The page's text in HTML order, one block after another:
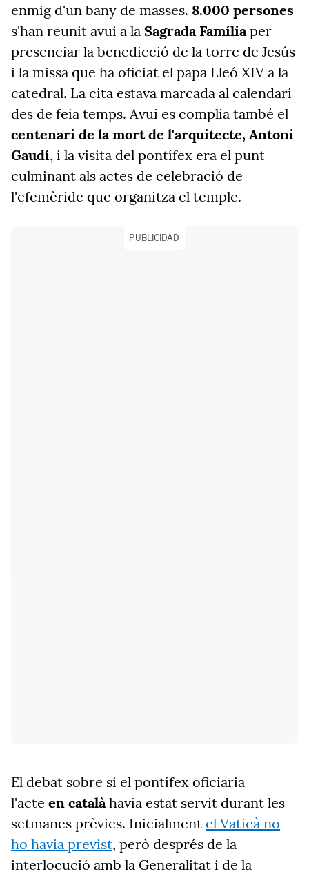
enmig d'un bany de masses. 8.000 persones
s'han reunit avui a la Sagrada Famíliaper
presenciar la benedicció de la torre de Jesús
i la missa que ha oficiat el papa Lleó XIV a la
catedral. La cita estava marcada al calendari
des de feia temps. Avui es complia també el
centenari de la mort de l'arquitecte, Antoni
Gaudí, i la visita del pontífex era el punt
culminant als actes de celebració de
l'efemèride que organitza el temple.
PUBLICIDAD
El debat sobre si el pontífex oficiaria
l'acte en catalàhavia estat servit durant les
setmanes prèvies. Inicialment el Vaticà no
ho havia previst, però després de la
interlocució amb la Generalitat i de la